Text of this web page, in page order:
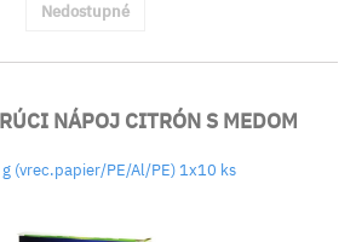
Nedostupné
NÁPOJ CITRÓN S MEDOM
(vrec.papier/PE/Al/PE) 1x10 ks